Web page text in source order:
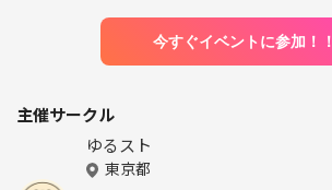
今すぐイベントに参加！！
主催サークル
ゆるスト
東京都